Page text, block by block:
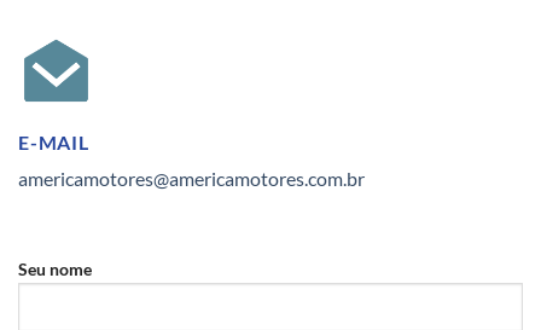
E-MAIL
americamotores@americamotores.com.br
Seu nome